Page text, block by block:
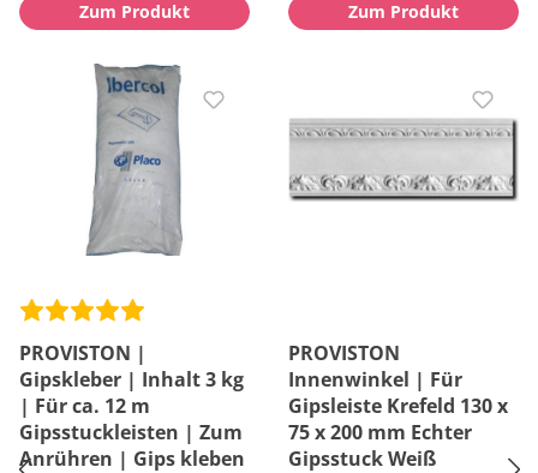
Zum Produkt Zum Produkt
PROVISTON |
Gipskleber | Inhalt 3 kg
| Für ca. 12 m
Gipsstuckleisten | Zum
Anrühren | Gips kleben
PROVISTON
Innenwinkel | Für
Gipsleiste Krefeld 130 x
75 x 200 mm Echter
Gipsstuck Weiß